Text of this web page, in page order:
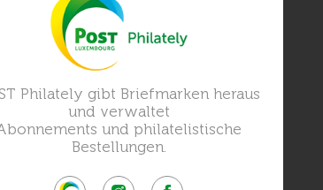
Philately gibt Briefmarken heraus
und verwaltet
und philatelistische
Bestellungen.